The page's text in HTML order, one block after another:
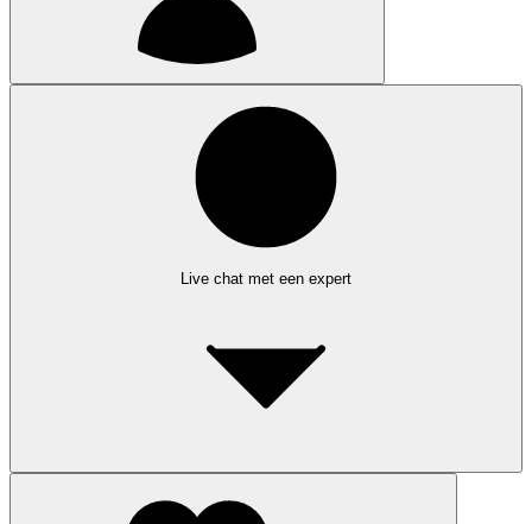
Live chat met een expert